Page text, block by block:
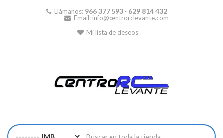
Llámanos: 966 377 593 · 629 814 432
Email: info@centrorclevante.com
Mi lista de deseos